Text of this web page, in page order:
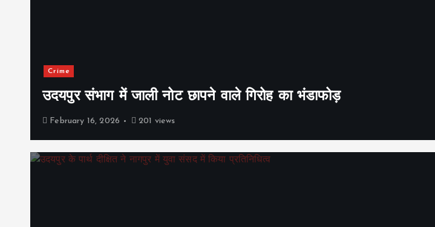
Crime
उदयपुर संभाग में जाली नोट छापने वाले गिरोह का भंडाफोड़
February 16, 2026 201 views